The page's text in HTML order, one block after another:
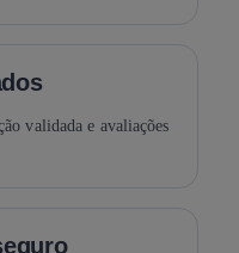
validada e avaliações